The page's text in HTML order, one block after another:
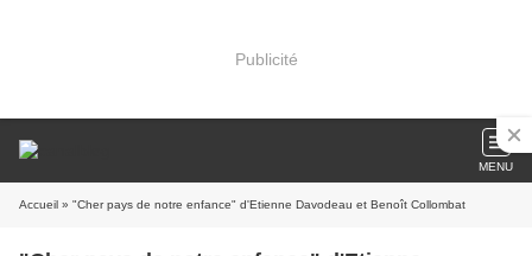
Publicité
MENU
Accueil » "Cher pays de notre enfance" d'Etienne Davodeau et Benoît Collombat